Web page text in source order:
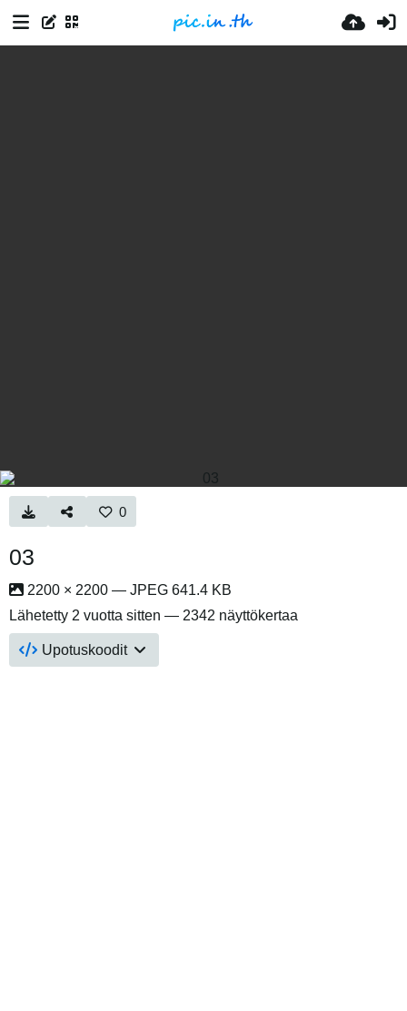
0
03
2200 × 2200 — JPEG 641.4 KB
Lähetetty 2 vuotta sitten — 2342 näyttökertaa
Upotuskoodit